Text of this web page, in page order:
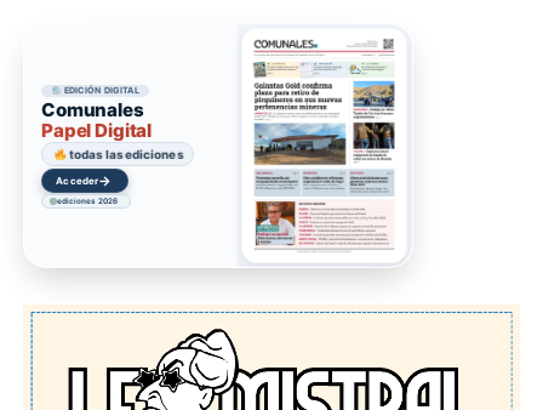
EDICIÓN DIGITAL
Comunales
Papel Digital
todas las ediciones
Acceder→
ediciones 2026